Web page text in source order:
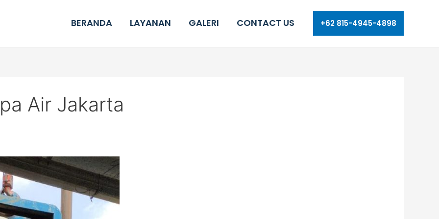
BERANDA LAYANAN GALERI CONTACT US +62 815-4945-4898
Air Jakarta